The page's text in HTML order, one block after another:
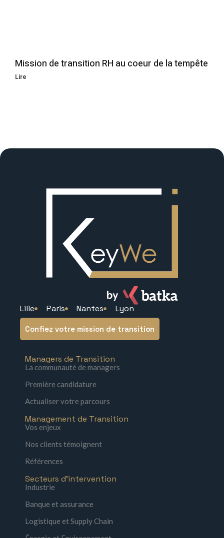
Mission de transition RH au coeur de la tempête
Lire
Lille Paris Nantes Lyon
Confiez votre mission de transition
Managers de Transition
La communauté de managers
Première candidature
Actualiser votre parcours
Management de Transition
Vos enjeux
Nos clients témoignent
Références
Secteurs d'intervention
Industrie
Banque et assurance
Logistique et Supply Chain